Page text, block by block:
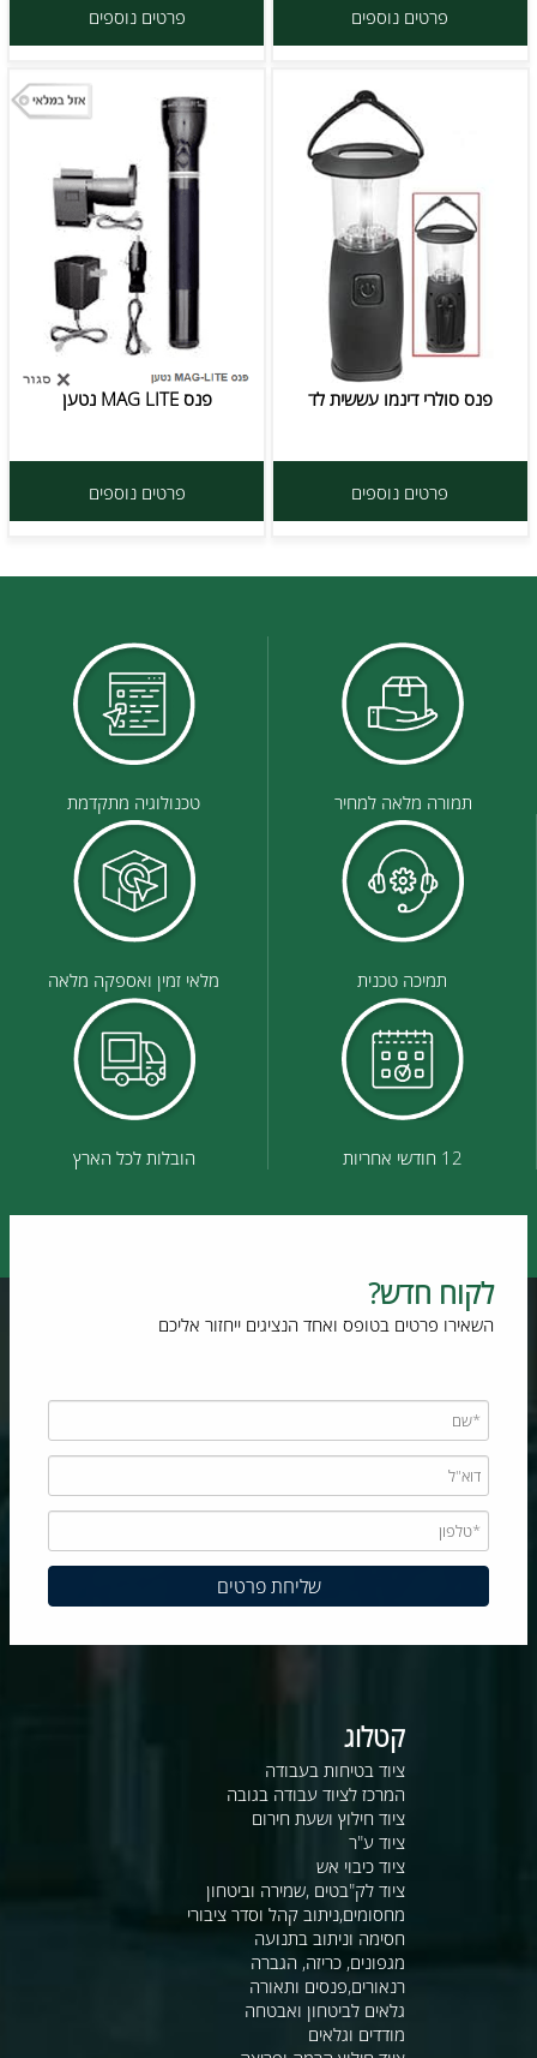
פרטים נוספים פרטים נוספים
פנס סולרי דינמו עששית לד
פרטים נוספים
פנס MAG LITE נטען
פרטים נוספים
תמורה מלאה למחיר טכנולוגיה מתקדמת
תמיכה טכנית מלאי זמין ואספקה מלאה
12 חודשי אחריות הובלות לכל הארץ
לקוח חדש?
השאירו פרטים בטופס ואחד הנציגים ייחזור אליכם
קטלוג
ציוד בטיחות בעבודה
המרכז לציוד עבודה בגובה
ציוד חילוץ ושעת חירום
ציוד ע"ר
ציוד כיבוי אש
ציוד לק"בטים ,שמירה וביטחון
מחסומים,ניתוב קהל וסדר ציבורי
חסימה וניתוב בתנועה
מגפונים, כריזה, הגברה
רנאורים,פנסים ותאורה
גלאים לביטחון ואבטחה
מודדים וגלאים